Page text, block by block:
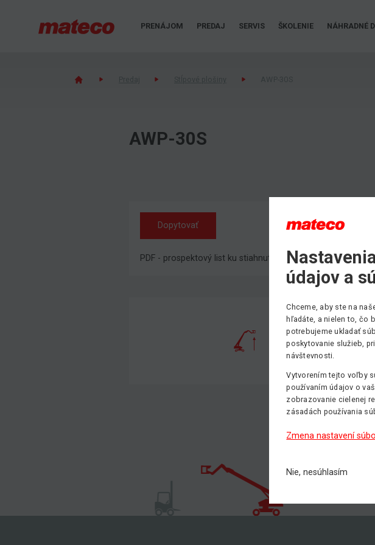
PRENÁJOM PREDAJ SERVIS ŠKOLENIE NÁHRADNÉ
AWP-30S
Dopytovať
PDF - prospektový list ku stiahnutiu
Max. pracovná výška
11.02 m
údajov a
Chceme, aby ste na
hľadáte, a nielen to, čo
potrebujeme ukladať
poskytovanie služieb,
návštevnosti.
Vytvorením tejto voľby
používaním údajov o
zobrazovanie cielenej
zásadách používania
Zmena nastavení
Nie, nesúhlasím